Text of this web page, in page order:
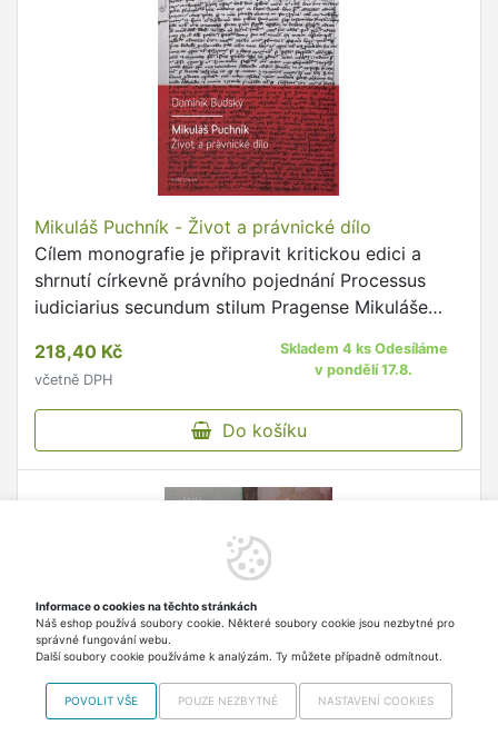
Mikuláš Puchník - Život a právnické dílo
Cílem monografie je připravit kritickou edici a
shrnutí církevně právního pojednání Processus
iudiciarius secundum stilum Pragense Mikuláše
a zvoleného …
218,40 Kč
včetně DPH
Skladem 4 ks Odesíláme
v pondělí 17.8.
Do košíku
Informace o cookies na těchto stránkách
Náš eshop používá soubory cookie. Některé soubory cookie jsou nezbytné pro
správné fungování webu.
Další soubory cookie používáme k analýzám. Ty můžete případně odmítnout.
POVOLIT VŠE POUZE NEZBYTNÉ NASTAVENÍ COOKIES